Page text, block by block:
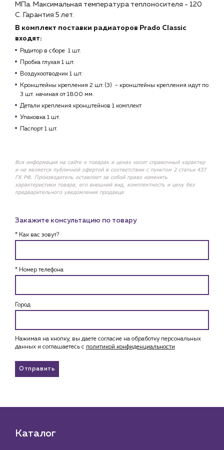
МПа. Максимальная температура теплоносителя - 120
С. Гарантия 5 лет.
В комплект поставки радиаторов Prado Classic
входят:
Радитор в сборе 1 шт.
Пробка глухая 1 шт.
Воздухоотводчик 1 шт.
Кронштейны крепления 2 шт. (3) - кронштейны крепления идут по
3 шт. начиная от 1800 мм.
Детали крепления кронштейнов 1 комплект
Упаковка 1 шт.
Паспорт 1 шт.
Вся информация на сайте о товарах и ценах носит справочный характер
и не является публичной офертой в соответствии с пунктом 2 статьи 437
ГК РФ. Производитель оставляет за собой право изменять
характеристики товара, его внешний вид, комплектность и цену без
предварительного уведомления продавца
Закажите консультацию по товару
* Как вас зовут?
* Номер телефона
Город
Нажимая на кнопку, вы даете согласие на обработку персональных
данных и соглашаетесь c политикой конфиденциальности
Отправить
Каталог